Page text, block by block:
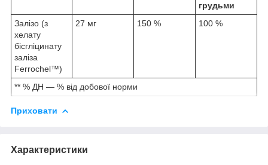
грудьми
Залізо (з
хелату
бісгліцинату
заліза
Ferrochel™)
27 мг 150 % 100 %
** % ДН — % від добової норми
Приховати
Характеристики